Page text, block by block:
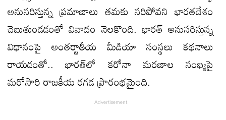
అనుసరిస్తున్న ప్రమాణాలు తమకు సరిపోవని భారతదేశం
చెబుతుండడంతో వివాదం నెలకొంది. భారత్‌ అనుసరిస్తున్న
విధానంపై అంతర్జాతీయ మీడియా సంస్థలు కథనాలు
రాయడంతో.. భారత్‌లో కరోనా మరణాల సంఖ్యపై
మరోసారి రాజకీయ రగడ ప్రారంభమైంది.